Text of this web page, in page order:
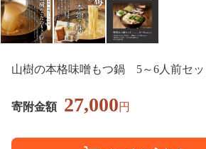
山樹の本格味噌もつ鍋 5～6人前セッ
寄附金額 27,000円